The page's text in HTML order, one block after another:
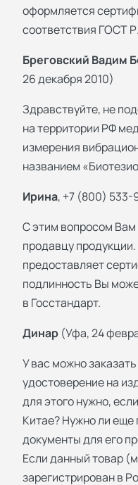
оформляется
соответствия ГОСТ Р.
Бреговский Вадим
26 декабря 2010)
Здравствуйте, не
на территории РФ
измерения
названием
Ирина, +7 (800) 533-
С этим вопросом Вам
продавцу
предоставляет
подлинность Вы
в Госстандарт.
Динар (Уфа, 24
У вас можно
удостоверение на
для этого нужно,
Китае? Нужно ли еще
документы для его
Если данный товар
зарегистрирован в